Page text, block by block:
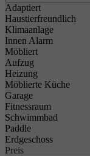
Adaptiert
Haustierfreundlich
Klimaanlage
Innen Alarm
Möbliert
Aufzug
Heizung
Möblierte Küche
Garage
Fitnessraum
Schwimmbad
Paddle
Erdgeschoss
Preis